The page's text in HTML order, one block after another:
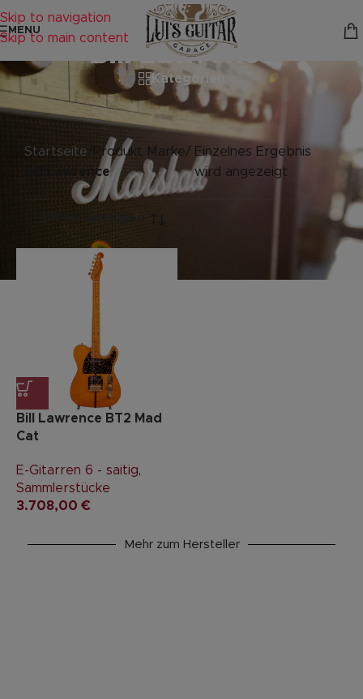
Skip to navigation
Skip to main content
MENU
Bill Lawrence
Kategorien
Startseite/ Produkt Marke/
Bill Lawrence
Einzelnes Ergebnis
wird angezeigt
Bill Lawrence BT2 Mad
Cat
E-Gitarren 6 - saitig,
Sammlerstücke
3.708,00 €
Mehr zum Hersteller